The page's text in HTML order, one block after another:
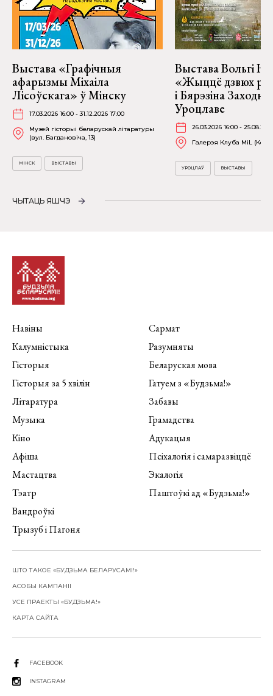
Выстава «Графічныя
афарызмы Міхаіла
Лісоўскага» ў Мінску
17.03.2026 16:00 - 31.12.2026 17:00
Музей гісторыі беларускай літаратуры
(вул. Багдановіча, 13)
МІНСК ВЫСТАВЫ
Выстава Вольгі
«Жыццё дзвюх
і Бярэзіна
Уроцлаве
26.03.2026 16:00 -
Галерэя Клуба MiL
УРОЦЛАЎ ВЫСТАВЫ
ЧЫТАЦЬ ЯШЧЭ
Навіны
Калумністыка
Гісторыя
Гісторыя за 5 хвілін
Літаратура
Музыка
Кіно
Афіша
Мастацтва
Тэатр
Вандроўкі
Трызуб і Пагоня
Сармат
Разумняты
Беларуская мова
Гатуем з «Будзьма!»
Забавы
Грамадства
Адукацыя
Псіхалогія і самаразвіццё
Экалогія
Паштоўкі ад «Будзьма!»
ШТО ТАКОЕ «БУДЗЬМА БЕЛАРУСАМІ!»
АСОБЫ КАМПАНІІ
УСЕ ПРАЕКТЫ «БУДЗЬМА!»
КАРТА САЙТА
FACEBOOK
INSTAGRAM